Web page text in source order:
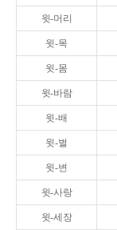
윗-머리
윗-목
윗-몸
윗-바람
윗-배
윗-벌
윗-변
윗-사랑
윗-세장